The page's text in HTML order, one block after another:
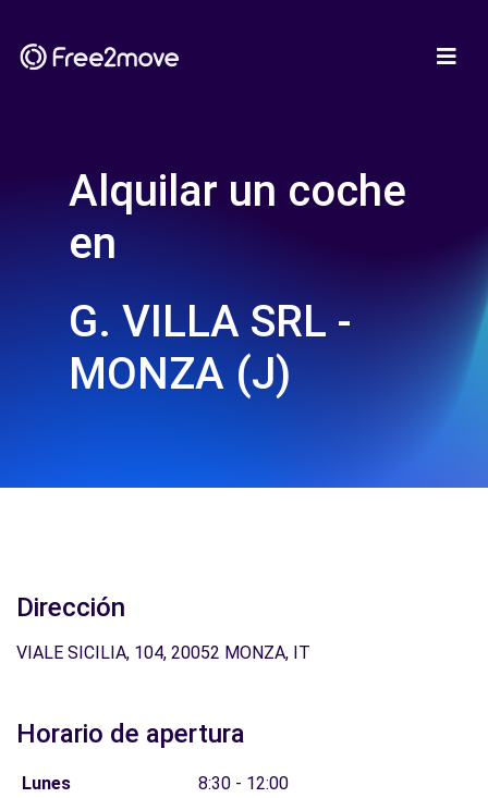
Alquilar un coche
en
G. VILLA SRL -
MONZA (J)
Dirección
VIALE SICILIA, 104, 20052 MONZA, IT
Horario de apertura
Lunes
8:30 - 12:00